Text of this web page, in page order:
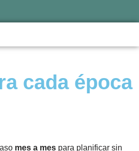
cada época
mes a mes para planificar sin